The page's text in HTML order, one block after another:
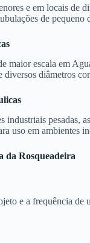
e em locais de
de pequeno
maior escala em
diversos diâmetros
industriais pesadas,
uso em ambientes
da Rosqueadeira
e a frequência de